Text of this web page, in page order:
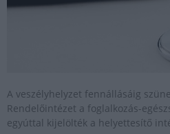
A veszélyhelyzet fennállásáig
Rendelőintézet a foglalkozás-
egyúttal kijelölték a helyettesítő